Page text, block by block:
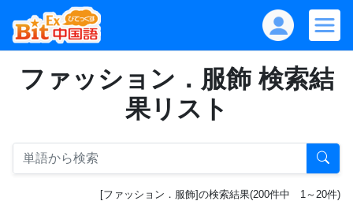
ファッション．服飾 検索結
果リスト
[ファッション．服飾]の検索結果(200件中 1～20件)